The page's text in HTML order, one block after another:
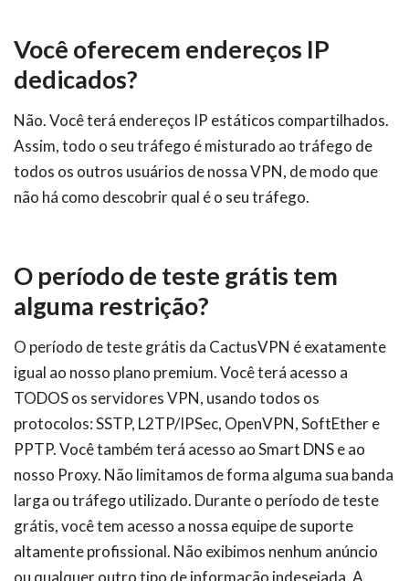
Você oferecem endereços IP
dedicados?
Não. Você terá endereços IP estáticos compartilhados.
Assim, todo o seu tráfego é misturado ao tráfego de
todos os outros usuários de nossa VPN, de modo que
não há como descobrir qual é o seu tráfego.
O período de teste grátis tem
alguma restrição?
O período de teste grátis da CactusVPN é exatamente
igual ao nosso plano premium. Você terá acesso a
TODOS os servidores VPN, usando todos os
protocolos: SSTP, L2TP/IPSec, OpenVPN, SoftEther e
PPTP. Você também terá acesso ao Smart DNS e ao
nosso Proxy. Não limitamos de forma alguma sua banda
larga ou tráfego utilizado. Durante o período de teste
grátis, você tem acesso a nossa equipe de suporte
altamente profissional. Não exibimos nenhum anúncio
ou qualquer outro tipo de informação indesejada. A